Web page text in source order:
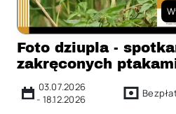
Foto dziupla -
zakręconych
03.07.2026
- 18.12.2026